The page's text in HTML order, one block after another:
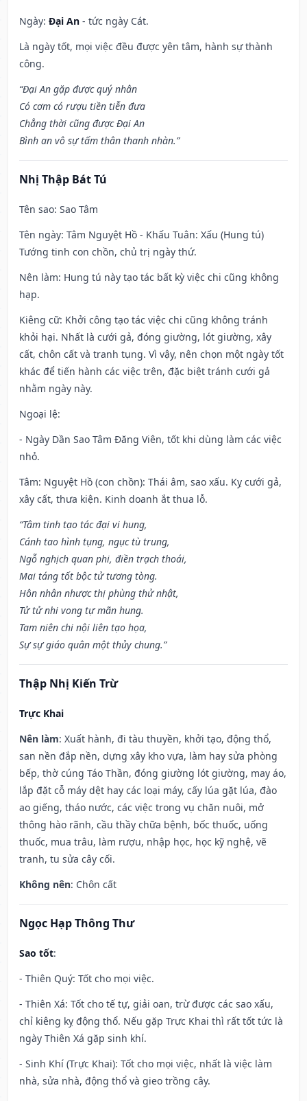
Ngày: Đại An - tức ngày Cát.
Là ngày tốt, mọi việc đều được yên tâm, hành sự thành
công.
“Đại An gặp được quý nhân
Có cơm có rượu tiền tiễn đưa
Chẳng thời cũng được Đại An
Bình an vô sự tấm thân thanh nhàn.”
Nhị Thập Bát Tú
Tên sao: Sao Tâm
Tên ngày: Tâm Nguyệt Hồ - Khấu Tuân: Xấu (Hung tú)
Tướng tinh con chồn, chủ trị ngày thứ.
Nên làm: Hung tú này tạo tác bất kỳ việc chi cũng không
hạp.
Kiêng cữ: Khởi công tạo tác việc chi cũng không tránh
khỏi hại. Nhất là cưới gả, đóng giường, lót giường, xây
cất, chôn cất và tranh tụng. Vì vậy, nên chọn một ngày tốt
khác để tiến hành các việc trên, đặc biệt tránh cưới gả
nhằm ngày này.
Ngoại lệ:
- Ngày Dần Sao Tâm Đăng Viên, tốt khi dùng làm các việc
nhỏ.
Tâm: Nguyệt Hồ (con chồn): Thái âm, sao xấu. Kỵ cưới gả,
xây cất, thưa kiện. Kinh doanh ắt thua lỗ.
“Tâm tinh tạo tác đại vi hung,
Cánh tao hình tụng, ngục tù trung,
Ngỗ nghịch quan phi, điền trạch thoái,
Mai táng tốt bộc tử tương tòng.
Hôn nhân nhược thị phùng thử nhật,
Tử tử nhi vong tự mãn hung.
Tam niên chi nội liên tạo họa,
Sự sự giáo quân một thủy chung.”
Thập Nhị Kiến Trừ
Trực Khai
Nên làm: Xuất hành, đi tàu thuyền, khởi tạo, động thổ,
san nền đắp nền, dựng xây kho vựa, làm hay sửa phòng
bếp, thờ cúng Táo Thần, đóng giường lót giường, may áo,
lắp đặt cỗ máy dệt hay các loại máy, cấy lúa gặt lúa, đào
ao giếng, tháo nước, các việc trong vụ chăn nuôi, mở
thông hào rãnh, cầu thầy chữa bệnh, bốc thuốc, uống
thuốc, mua trâu, làm rượu, nhập học, học kỹ nghệ, vẽ
tranh, tu sửa cây cối.
Không nên: Chôn cất
Ngọc Hạp Thông Thư
Sao tốt:
- Thiên Quý: Tốt cho mọi việc.
- Thiên Xá: Tốt cho tế tự, giải oan, trừ được các sao xấu,
chỉ kiêng kỵ động thổ. Nếu gặp Trực Khai thì rất tốt tức là
ngày Thiên Xá gặp sinh khí.
- Sinh Khí (Trực Khai): Tốt cho mọi việc, nhất là việc làm
nhà, sửa nhà, động thổ và gieo trồng cây.